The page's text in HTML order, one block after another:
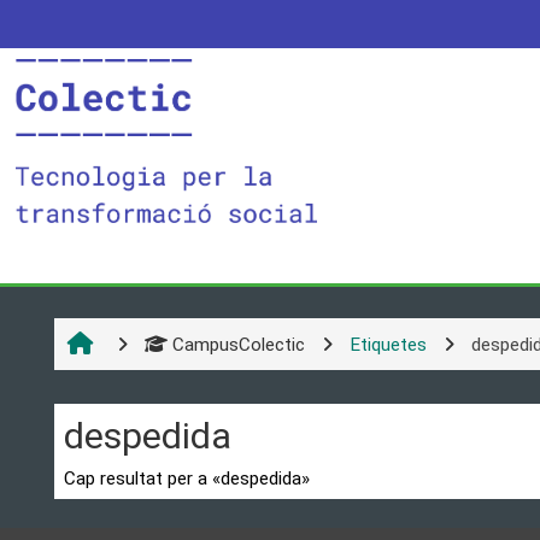
CampusColectic Etiquetes
despedida
Cap resultat per a «despedida»